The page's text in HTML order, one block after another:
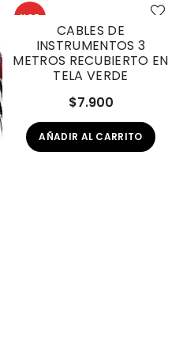
HOT
CABLES DE
INSTRUMENTOS 3
METROS RECUBIERTO EN
TELA VERDE
$7.900
AÑADIR AL CARRITO